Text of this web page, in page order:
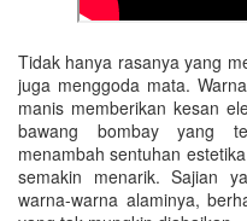
Tidak hanya rasanya yang
juga menggoda mata.
manis memberikan kesan
bawang bombay yang
menambah sentuhan
semakin menarik. Sajian
warna-warna alaminya,